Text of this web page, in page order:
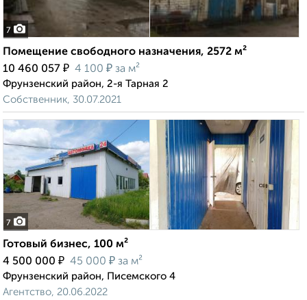
7
Помещение свободного назначения, 2572 м²
10 460 057 ₽ 4 100 ₽ за м²
Фрунзенский район, 2-я Тарная 2
Собственник, 30.07.2021
7
Готовый бизнес, 100 м²
4 500 000 ₽ 45 000 ₽ за м²
Фрунзенский район, Писемского 4
Агентство, 20.06.2022